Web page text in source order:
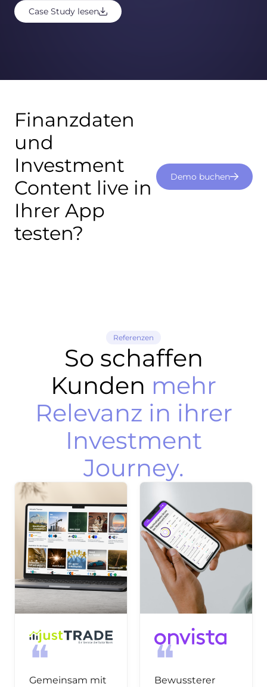
Case Study lesen
Finanzdaten
und
Investment
Content live in
Ihrer App
testen?
Demo buchen
Referenzen
So schaffen
Kunden mehr
Relevanz in ihrer
Investment
Journey.
❝
Gemeinsam mit
❝
Bewussterer